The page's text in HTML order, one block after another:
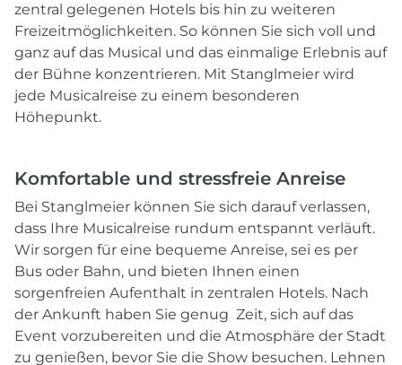
zentral gelegenen Hotels bis hin zu weiteren
Freizeitmöglichkeiten. So können Sie sich voll und
ganz auf das Musical und das einmalige Erlebnis auf
der Bühne konzentrieren. Mit Stanglmeier wird
jede Musicalreise zu einem besonderen
Höhepunkt.
Komfortable und stressfreie Anreise
Bei Stanglmeier können Sie sich darauf verlassen,
dass Ihre Musicalreise rundum entspannt verläuft.
Wir sorgen für eine bequeme Anreise, sei es per
Bus oder Bahn, und bieten Ihnen einen
sorgenfreien Aufenthalt in zentralen Hotels. Nach
der Ankunft haben Sie genug Zeit, sich auf das
Event vorzubereiten und die Atmosphäre der Stadt
zu genießen, bevor Sie die Show besuchen. Lehnen